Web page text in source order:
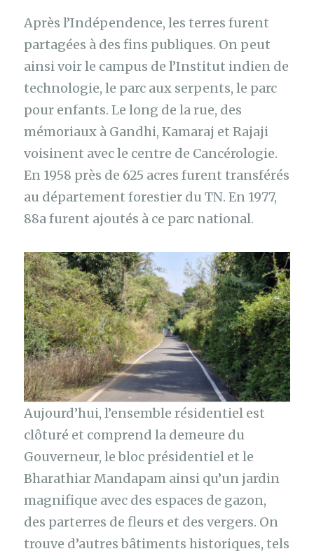
Après l’Indépendence, les terres furent
partagées à des fins publiques. On peut
ainsi voir le campus de l’Institut indien de
technologie, le parc aux serpents, le parc
pour enfants. Le long de la rue, des
mémoriaux à Gandhi, Kamaraj et Rajaji
voisinent avec le centre de Cancérologie.
En 1958 près de 625 acres furent transférés
au département forestier du TN. En 1977,
88a furent ajoutés à ce parc national.
Aujourd’hui, l’ensemble résidentiel est
clôturé et comprend la demeure du
Gouverneur, le bloc présidentiel et le
Bharathiar Mandapam ainsi qu’un jardin
magnifique avec des espaces de gazon,
des parterres de fleurs et des vergers. On
trouve d’autres bâtiments historiques, tels